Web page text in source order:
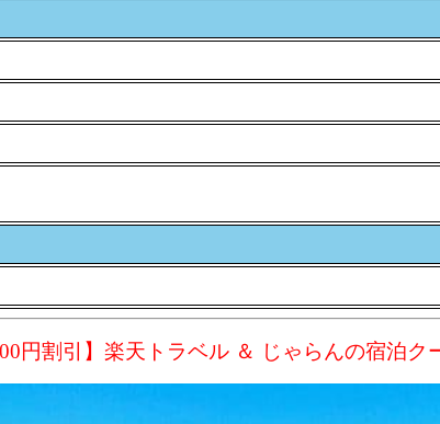
円割引】楽天トラベル ＆ じゃらんの宿泊ク